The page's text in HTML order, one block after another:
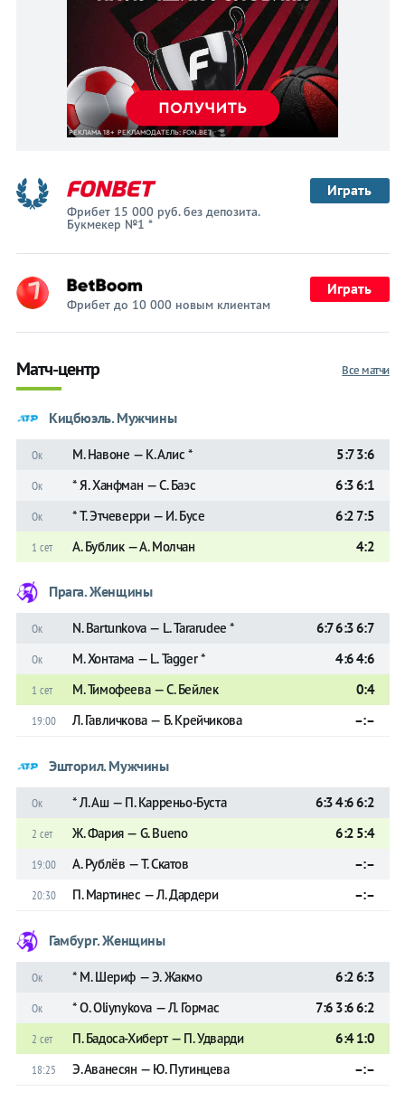
Фрибет 15 000 руб. без депозита.
Букмекер №1 *
Играть
Фрибет до 10 000 новым клиентам
Играть
Все матчи
Матч-центр
Кицбюэль. Мужчины
Ок М. Навоне — К. Алис * 5:7 3:6
Ок * Я. Ханфман — С. Баэс 6:3 6:1
Ок * Т. Этчеверри — И. Бусе 6:2 7:5
1 сет А. Бублик — А. Молчан 4:2
Прага. Женщины
Ок N. Bartunkova — L. Tararudee * 6:7 6:3 6:7
Ок М. Хонтама — L. Tagger * 4:6 4:6
1 сет М. Тимофеева — С. Бейлек 0:4
19:00 Л. Гавличкова — Б. Крейчикова –:–
Эшторил. Мужчины
Ок * Л. Аш — П. Карреньо-Буста 6:3 4:6 6:2
2 сет Ж. Фария — G. Bueno 6:2 5:4
19:00 А. Рублёв — Т. Скатов –:–
20:30 П. Мартинес — Л. Дардери –:–
Гамбург. Женщины
Ок * М. Шериф — Э. Жакмо 6:2 6:3
Ок * O. Oliynykova — Л. Гормас 7:6 3:6 6:2
2 сет П. Бадоса-Хиберт — П. Удварди 6:4 1:0
18:25 Э. Аванесян — Ю. Путинцева –:–